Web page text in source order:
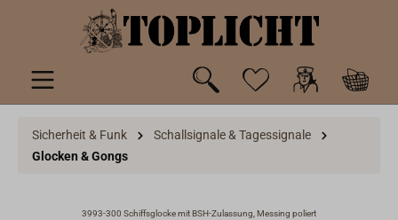
springen
Sicherheit & Funk
Schallsignale & Tagessignale
Glocken & Gongs
3993-300 Schiffsglocke mit BSH-Zulassung, Messing poliert